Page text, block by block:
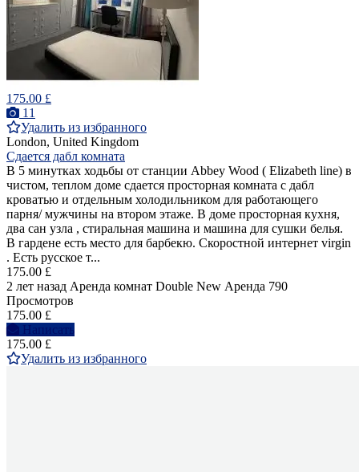
175.00 £
11
Удалить из избранного
London, United Kingdom
Сдается дабл комната
В 5 минутках ходьбы от станции Abbey Wood ( Elizabeth line) в
чистом, теплом доме сдается просторная комната с дабл
кроватью и отдельным холодильником для работающего
парня/ мужчины на втором этаже. В доме просторная кухня,
два сан узла , стиральная машина и машина для сушки белья.
В гардене есть место для барбекю. Скоростной интернет virgin
. Есть русское т...
175.00 £
2 лет назад Аренда комнат Double New Аренда 790
Просмотров
175.00 £
Написать
175.00 £
Удалить из избранного